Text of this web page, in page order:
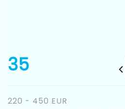
35
220 - 450 EUR